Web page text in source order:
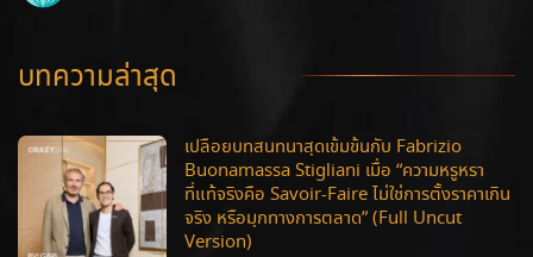
บทความล่าสุด
เปลือยบทสนทนาสุดเข้มข้นกับ Fabrizio
Buonamassa Stigliani เมื่อ “ความหรูหรา
ที่แท้จริงคือ Savoir-Faire ไม่ใช่การตั้งราคาเกิน
จริง หรือมุกทางการตลาด” (Full Uncut
Version)